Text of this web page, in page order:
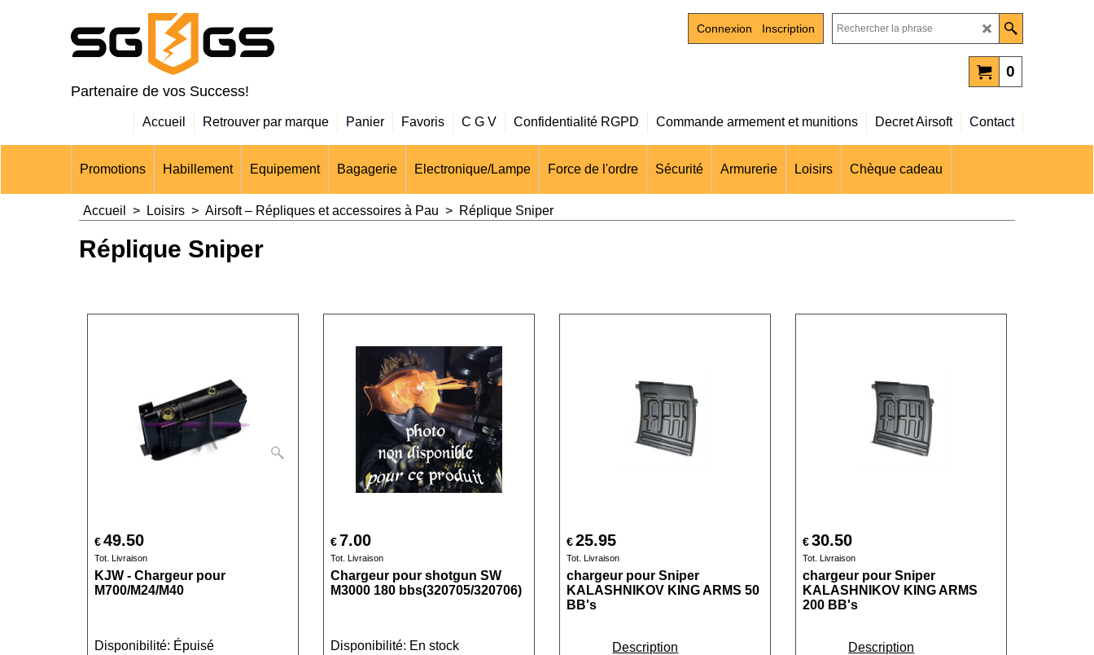
Partenaire de vos Success!
Connexion Inscription
0
Accueil Retrouver par marque Panier Favoris C G V Confidentialité RGPD Commande armement et munitions Decret Airsoft Contact
Promotions Habillement Equipement Bagagerie Electronique/Lampe Force de l'ordre Sécurité Armurerie Loisirs Chèque cadeau
Accueil > Loisirs > Airsoft – Répliques et accessoires à Pau > Réplique Sniper
Réplique Sniper
€49.50
Tot. Livraison
KJW - Chargeur pour
M700/M24/M40
Disponibilité: Épuisé
€7.00
Tot. Livraison
Chargeur pour shotgun SW
M3000 180 bbs(320705/320706)
Disponibilité: En stock
€25.95
Tot. Livraison
chargeur pour Sniper
KALASHNIKOV KING ARMS 50
BB's
Description
€30.50
Tot. Livraison
chargeur pour Sniper
KALASHNIKOV KING ARMS
200 BB's
Description